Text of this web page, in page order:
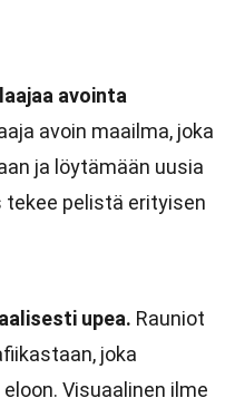
avointa
avoin maailma, joka
ja löytämään uusia
tekee pelistä erityisen
upea. Rauniot
joka
Visuaalinen ilme